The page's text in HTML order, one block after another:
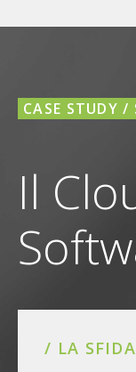
CASE STUDY
Il
/ LA SFIDA